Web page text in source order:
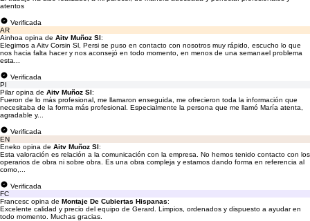
atentos
Verificada
AR
Ainhoa opina de Aitv Muñoz Sl:
Elegimos a Aitv Corsin Sl, Persi se puso en contacto con nosotros muy rápido, escucho lo que
nos hacia falta hacer y nos aconsejó en todo momento, en menos de una semanael problema
esta...
Verificada
PI
Pilar opina de Aitv Muñoz Sl:
Fueron de lo más profesional, me llamaron enseguida, me ofrecieron toda la información que
necesitaba de la forma más profesional. Especialmente la persona que me llamó María atenta,
agradable y...
Verificada
EN
Eneko opina de Aitv Muñoz Sl:
Esta valoración es relación a la comunicación con la empresa. No hemos tenido contacto con los
operarios de obra ni sobre obra. Es una obra compleja y estamos dando forma en referencia al
como,...
Verificada
FC
Francesc opina de Montaje De Cubiertas Hispanas:
Excelente calidad y precio del equipo de Gerard. Limpios, ordenados y dispuesto a ayudar en
todo momento. Muchas gracias.